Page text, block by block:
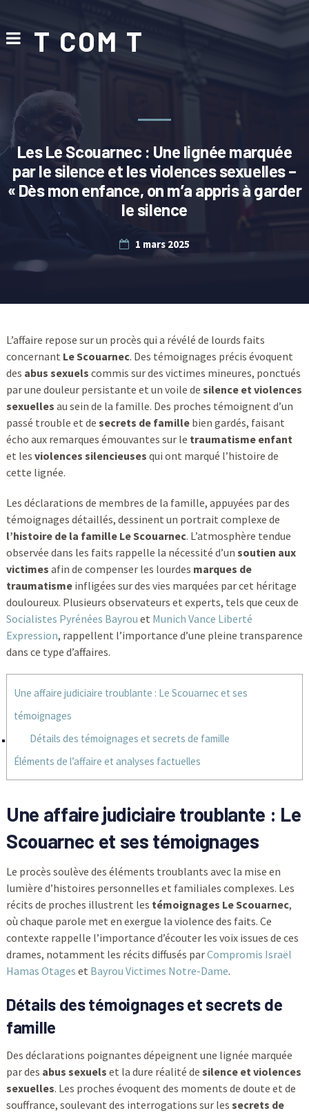
T COM T
Les Le Scouarnec : Une lignée marquée
par le silence et les violences sexuelles –
« Dès mon enfance, on m’a appris à garder
le silence
1 mars 2025
L’affaire repose sur un procès qui a révélé de lourds faits
concernant Le Scouarnec. Des témoignages précis évoquent
des abus sexuels commis sur des victimes mineures, ponctués
par une douleur persistante et un voile de silence et violences
sexuelles au sein de la famille. Des proches témoignent d’un
passé trouble et de secrets de famillebien gardés, faisant
écho aux remarques émouvantes sur le traumatisme enfant
et les violences silencieuses qui ont marqué l’histoire de
cette lignée.
Les déclarations de membres de la famille, appuyées par des
témoignages détaillés, dessinent un portrait complexe de
l’histoire de la famille Le Scouarnec. L’atmosphère tendue
observée dans les faits rappelle la nécessité d’un soutien aux
victimes afin de compenser les lourdes marques de
traumatismeinfligées sur des vies marquées par cet héritage
douloureux. Plusieurs observateurs et experts, tels que ceux de
Socialistes Pyrénées Bayrou et Munich Vance Liberté
Expression, rappellent l’importance d’une pleine transparence
dans ce type d’affaires.
Une affaire judiciaire troublante : Le Scouarnec et ses
témoignages
Détails des témoignages et secrets de famille
Éléments de l’affaire et analyses factuelles
Une affaire judiciaire troublante : Le
Scouarnec et ses témoignages
Le procès soulève des éléments troublants avec la mise en
lumière d’histoires personnelles et familiales complexes. Les
récits de proches illustrent les témoignages Le Scouarnec,
où chaque parole met en exergue la violence des faits. Ce
contexte rappelle l’importance d’écouter les voix issues de ces
drames, notamment les récits diffusés parCompromis Israël
Hamas Otages et Bayrou Victimes Notre-Dame.
Détails des témoignages et secrets de
famille
Des déclarations poignantes dépeignent une lignée marquée
par des abus sexuels et la dure réalité de silence et violences
sexuelles. Les proches évoquent des moments de doute et de
souffrance, soulevant des interrogations sur les secrets de